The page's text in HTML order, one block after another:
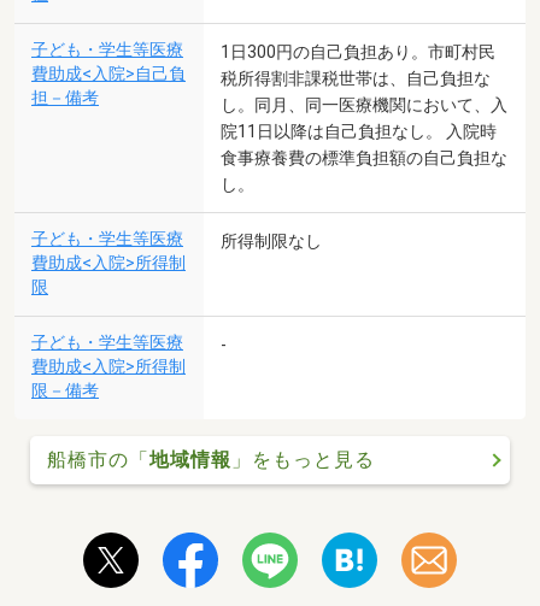
子ども・学生等医療
費助成<入院>自己負
担－備考
1日300円の自己負担あり。市町村民
税所得割非課税世帯は、自己負担な
し。同月、同一医療機関において、入
院11日以降は自己負担なし。 入院時
食事療養費の標準負担額の自己負担な
し。
子ども・学生等医療
費助成<入院>所得制
限
所得制限なし
子ども・学生等医療
費助成<入院>所得制
限－備考
-
船橋市の「地域情報 」をもっと見る